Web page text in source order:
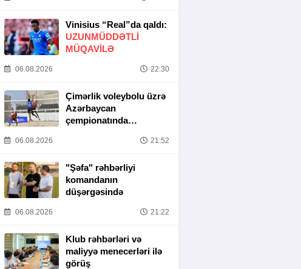
Vinisius “Real”da qaldı:
UZUNMÜDDƏTLİ
MÜQAVİLƏ
06.08.2026 22:30
Çimərlik voleybolu üzrə
Azərbaycan
çempionatında
06.08.2026 21:52
"Şəfa" rəhbərliyi
komandanın
düşərgəsində
06.08.2026 21:22
Klub rəhbərləri və
maliyyə menecerləri ilə
görüş